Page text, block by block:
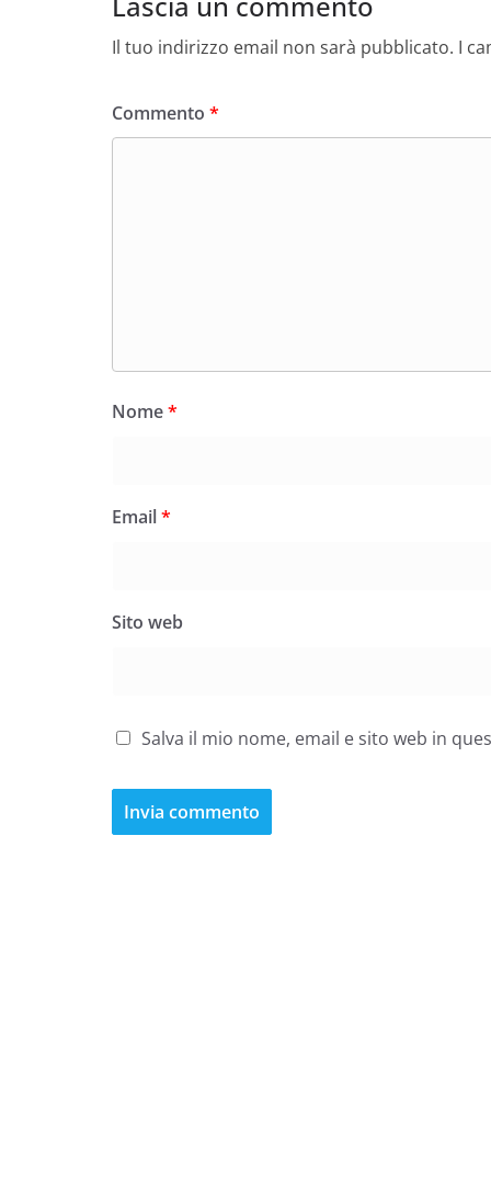
Il tuo indirizzo email non sarà pubblicato. I
Commento *
Nome*
Email*
Sito web
Salva il mio nome, email e sito web in